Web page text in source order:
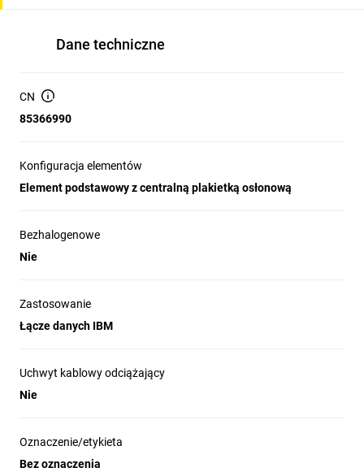
Dane techniczne
CN
85366990
Konfiguracja elementów
Element podstawowy z centralną plakietką osłonową
Bezhalogenowe
Nie
Zastosowanie
Łącze danych IBM
Uchwyt kablowy odciążający
Nie
Oznaczenie/etykieta
Bez oznaczenia